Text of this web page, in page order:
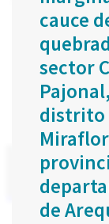
cauce
sector
Pajonal,
distrito
de